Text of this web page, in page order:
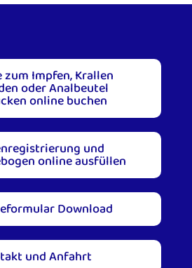
zum Impfen, Krallen
oder Analbeutel
online buchen
und
online ausfüllen
Download
und Anfahrt